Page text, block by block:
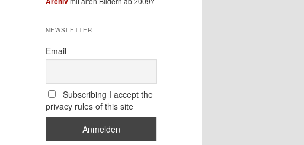
NEWSLETTER
Email
Subscribing I accept the
privacy rules of this site